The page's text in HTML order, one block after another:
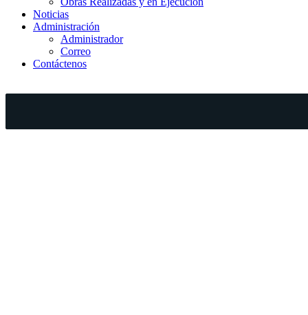
Noticias
Administración
Administrador
Correo
Contáctenos